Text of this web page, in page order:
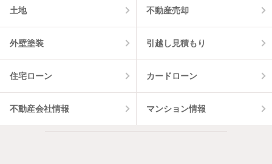
土地 不動産売却
外壁塗装 引越し見積もり
住宅ローン カードローン
不動産会社情報 マンション情報